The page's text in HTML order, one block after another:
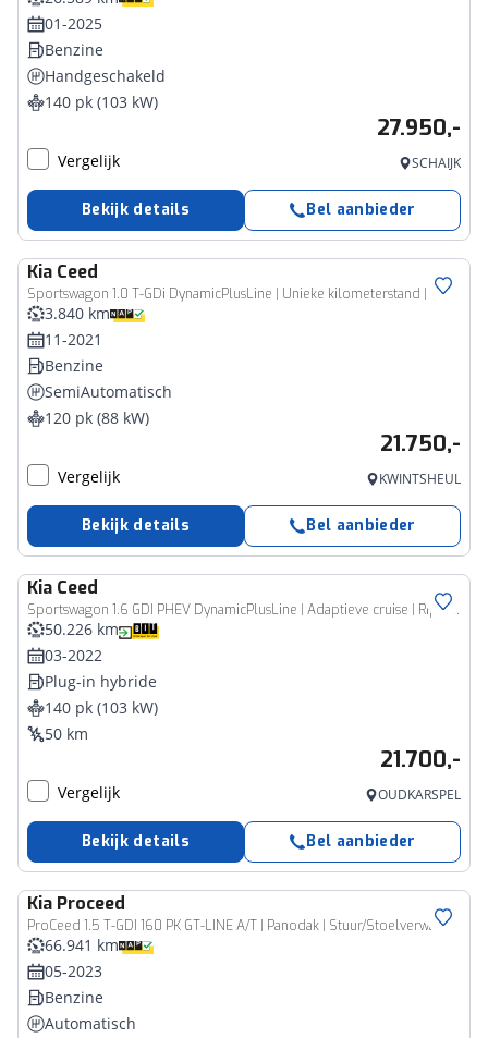
01-2025
Benzine
Handgeschakeld
140 pk (103 kW)
27.950,-
Vergelijk SCHAIJK
Bekijk details Bel aanbieder
Kia Ceed
Sportswagon 1.0 T-GDi DynamicPlusLine | Unieke kilometerstand |
3.840 km
11-2021
Benzine
SemiAutomatisch
120 pk (88 kW)
21.750,-
Vergelijk KWINTSHEUL
Bekijk details Bel aanbieder
Kia Ceed
Sportswagon 1.6 GDI PHEV DynamicPlusLine | Adaptieve cruise | Rijklaarprijs - incl.garantie
50.226 km
03-2022
Plug-in hybride
140 pk (103 kW)
50 km
21.700,-
Vergelijk OUDKARSPEL
Bekijk details Bel aanbieder
Kia Proceed
ProCeed 1.5 T-GDI 160 PK GT-LINE A/T | Panodak | Stuur/Stoelverwarming |
66.941 km
05-2023
Benzine
Automatisch